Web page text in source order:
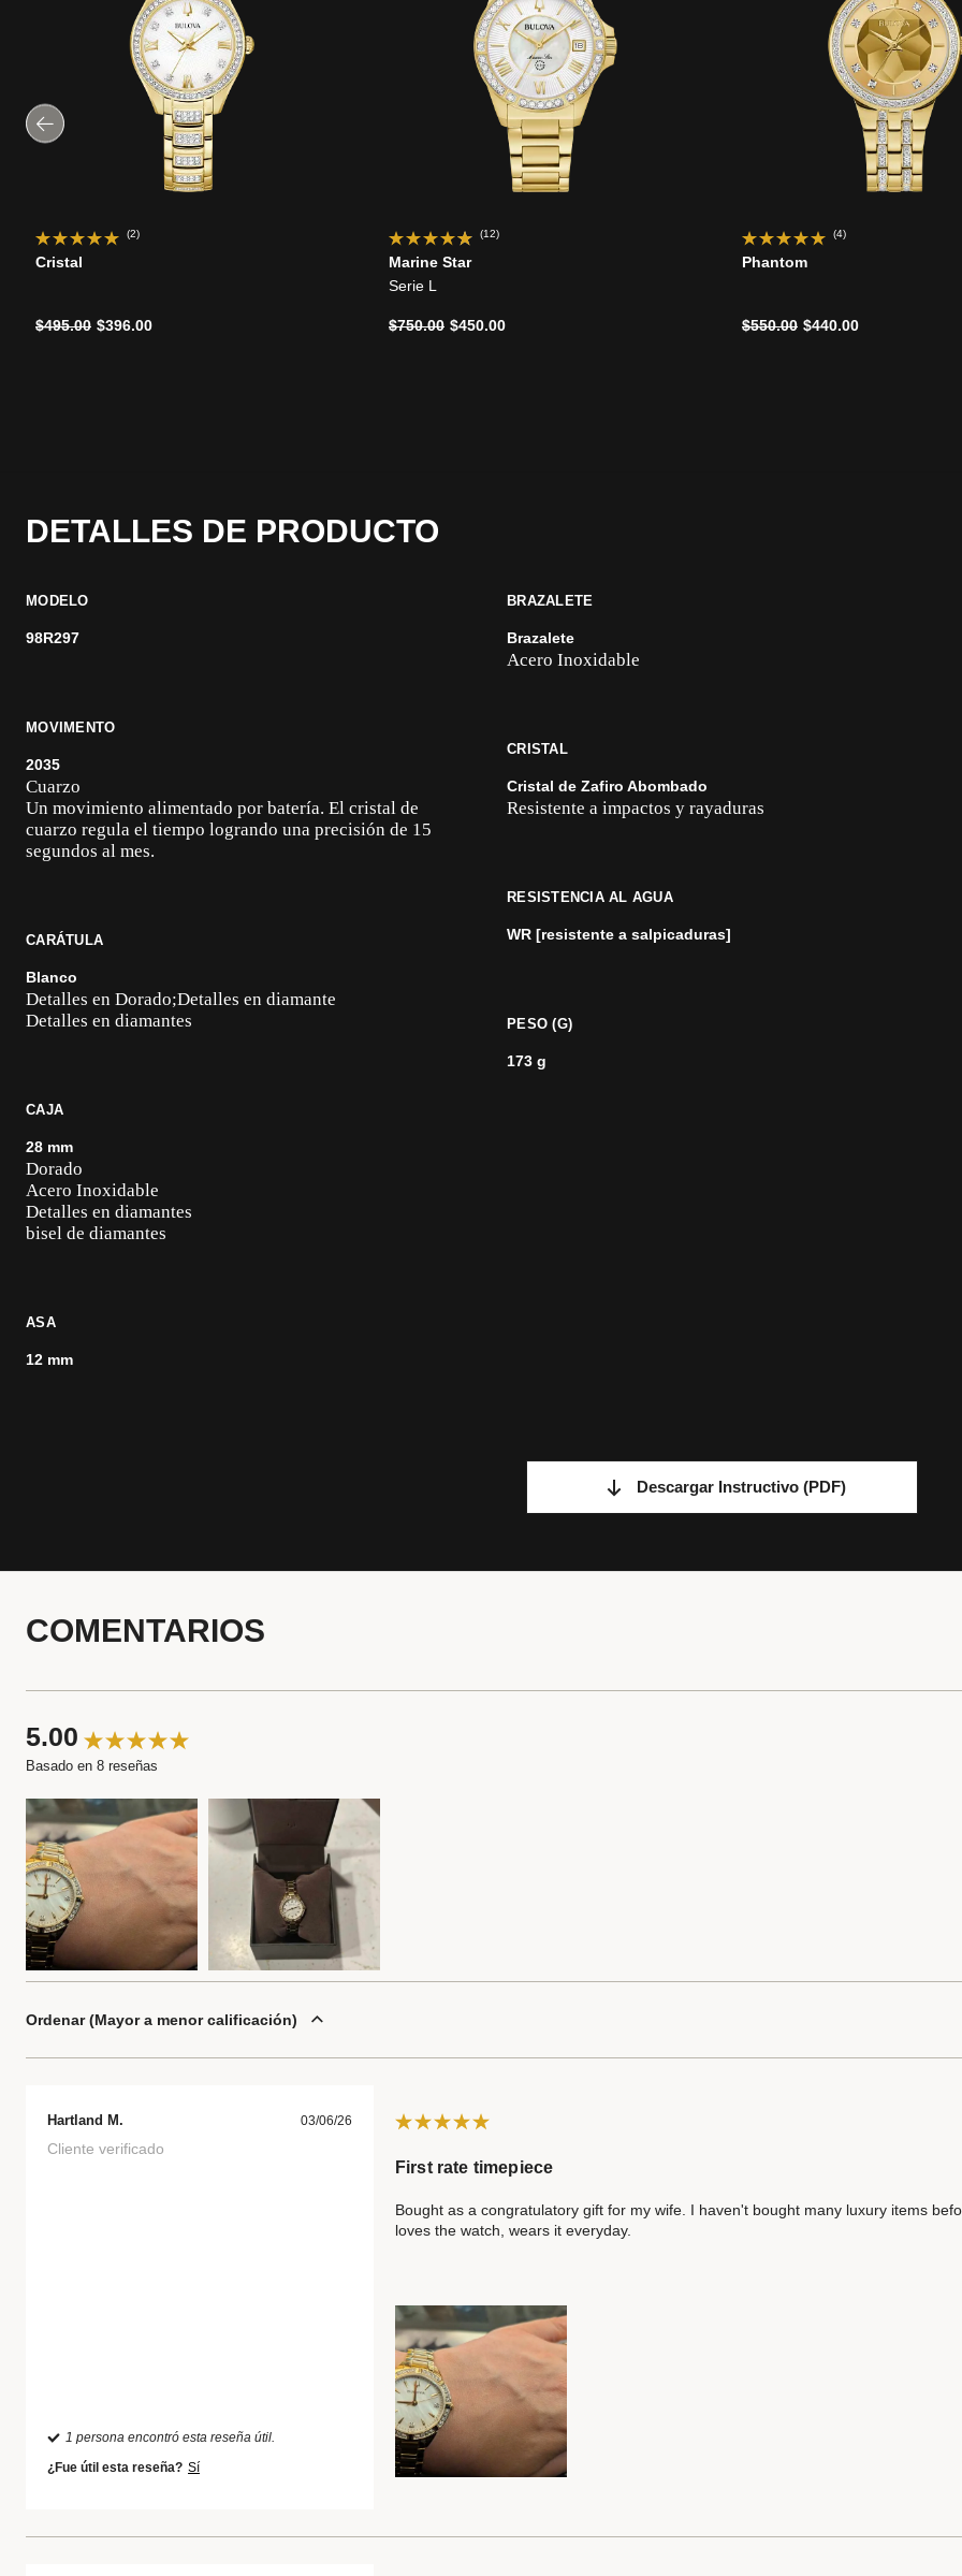
(2)
Cristal
Precio reducido de
$495.00a$396.00
(12)
Marine Star
Serie L
Precio reducido de
$750.00a$450.00
(4)
Phantom
Precio reducido de
$550.00a$440.00
DETALLES DE PRODUCTO
MODELO
98R297
MOVIMENTO
2035
Cuarzo
Un movimiento alimentado por batería. El cristal de
cuarzo regula el tiempo logrando una precisión de 15
segundos al mes.
CARÁTULA
Blanco
Detalles en Dorado;Detalles en diamante
Detalles en diamantes
CAJA
28 mm
Dorado
Acero Inoxidable
Detalles en diamantes
bisel de diamantes
ASA
12 mm
BRAZALETE
Brazalete
Acero Inoxidable
CRISTAL
Cristal de Zafiro Abombado
Resistente a impactos y rayaduras
RESISTENCIA AL AGUA
WR [resistente a salpicaduras]
PESO (G)
173 g
Descargar Instructivo (PDF)
COMENTARIOS
5.00
Basado en 8 reseñas
Ordenar Mayor a menor calificación
Hartland M. 03/06/26
Cliente verificado
1 persona encontró esta reseña útil.
¿Fue útil esta reseña? Sí
First rate timepiece
Bought as a congratulatory gift for my wife. I haven't bought many luxury items
loves the watch, wears it everyday.